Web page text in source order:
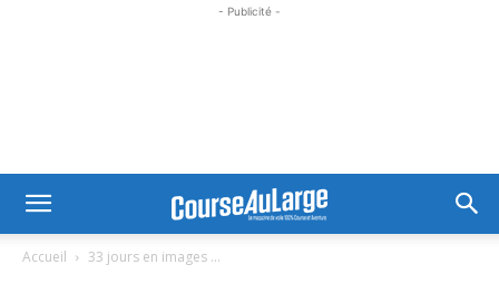
- Publicité -
Accueil 33 jours en images ...